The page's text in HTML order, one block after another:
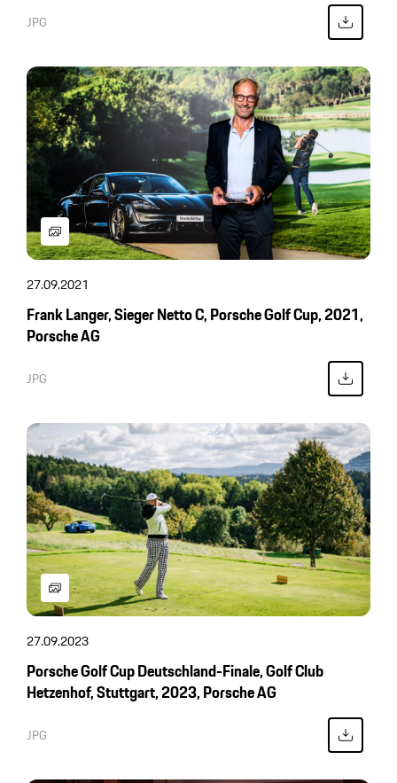
JPG
27.09.2021
Frank Langer, Sieger Netto C, Porsche Golf Cup, 2021,
Porsche AG
JPG
27.09.2023
Porsche Golf Cup Deutschland-Finale, Golf Club
Hetzenhof, Stuttgart, 2023, Porsche AG
JPG